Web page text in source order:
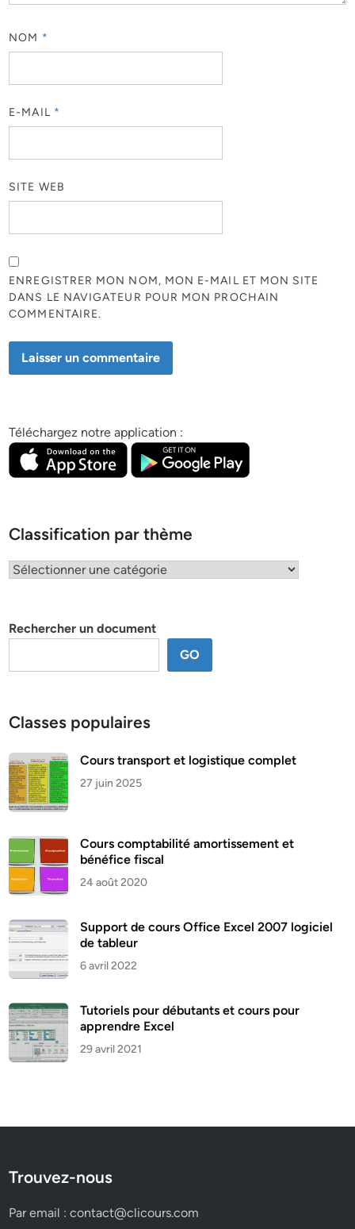
NOM *
E-MAIL *
SITE WEB
ENREGISTRER MON NOM, MON E-MAIL ET MON SITE
DANS LE NAVIGATEUR POUR MON PROCHAIN
COMMENTAIRE.
Téléchargez notre application :
Classification par thème
Classification
Rechercher un document
GO
Classes populaires
Cours transport et logistique complet
27 juin 2025
Cours comptabilité amortissement et
bénéfice fiscal
24 août 2020
Support de cours Office Excel 2007 logiciel
de tableur
6 avril 2022
Tutoriels pour débutants et cours pour
apprendre Excel
29 avril 2021
Trouvez-nous
Par email :contact@clicours.com